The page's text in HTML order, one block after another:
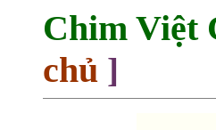
Chim Việt
chủ ]